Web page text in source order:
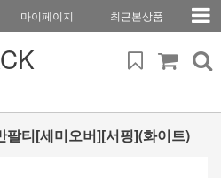
마이페이지 최근본상품
팔티[세미오버][서핑](화이트)